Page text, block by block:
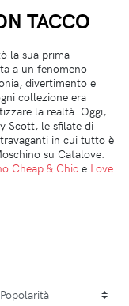
TACCO
la sua prima
a un fenomeno
divertimento e
collezione era
la realtà. Oggi,
Scott, le sfilate di
in cui tutto è
su Catalove.
Cheap & Chic e Love